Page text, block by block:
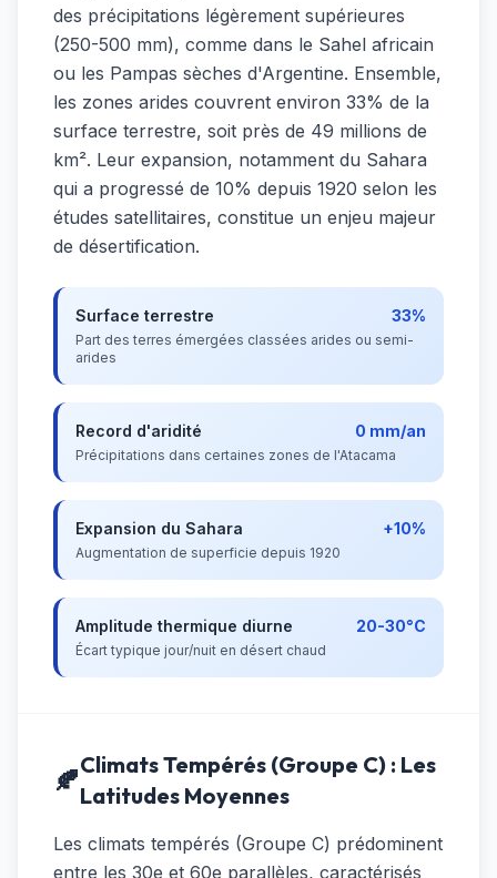
des précipitations légèrement supérieures
(250-500 mm), comme dans le Sahel africain
ou les Pampas sèches d'Argentine. Ensemble,
les zones arides couvrent environ 33% de la
surface terrestre, soit près de 49 millions de
km². Leur expansion, notamment du Sahara
qui a progressé de 10% depuis 1920 selon les
études satellitaires, constitue un enjeu majeur
de désertification.
Surface terrestre 33%
Part des terres émergées classées arides ou semi-
arides
Record d'aridité 0 mm/an
Précipitations dans certaines zones de l'Atacama
Expansion du Sahara +10%
Augmentation de superficie depuis 1920
Amplitude thermique diurne 20-30°C
Écart typique jour/nuit en désert chaud
🍂Climats Tempérés (Groupe C) : Les
Latitudes Moyennes
Les climats tempérés (Groupe C) prédominent
entre les 30e et 60e parallèles, caractérisés